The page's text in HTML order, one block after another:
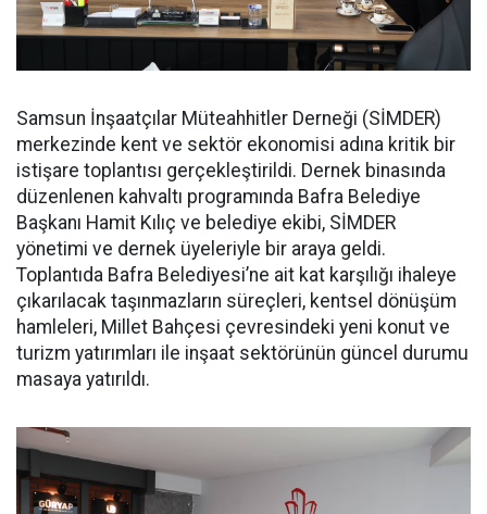
Samsun İnşaatçılar Müteahhitler Derneği (SİMDER)
merkezinde kent ve sektör ekonomisi adına kritik bir
istişare toplantısı gerçekleştirildi. Dernek binasında
düzenlenen kahvaltı programında Bafra Belediye
Başkanı Hamit Kılıç ve belediye ekibi, SİMDER
yönetimi ve dernek üyeleriyle bir araya geldi.
Toplantıda Bafra Belediyesi’ne ait kat karşılığı ihaleye
çıkarılacak taşınmazların süreçleri, kentsel dönüşüm
hamleleri, Millet Bahçesi çevresindeki yeni konut ve
turizm yatırımları ile inşaat sektörünün güncel durumu
masaya yatırıldı.